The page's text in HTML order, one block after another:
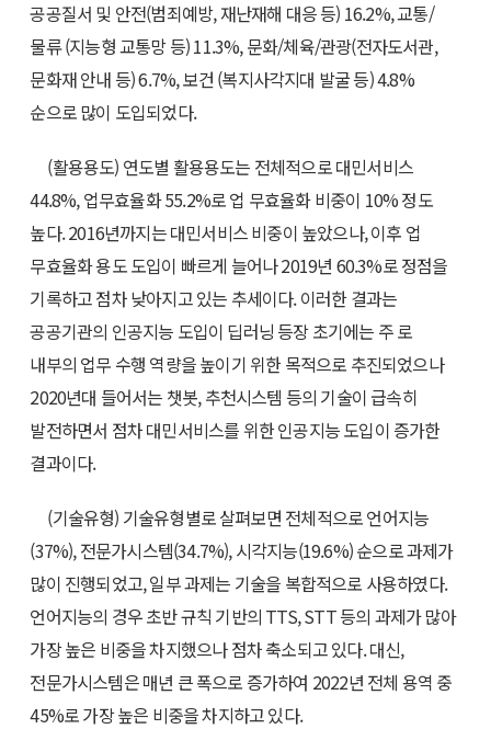
공공질서 및 안전(범죄예방, 재난재해 대응 등) 16.2%, 교통/
물류 (지능형 교통망 등) 11.3%, 문화/체육/관광(전자도서관,
문화재 안내 등) 6.7%, 보건 (복지사각지대 발굴 등) 4.8%
순으로 많이 도입되었다.
(활용용도) 연도별 활용용도는 전체적으로 대민서비스
44.8%, 업무효율화 55.2%로 업 무효율화 비중이 10% 정도
높다. 2016년까지는 대민서비스 비중이 높았으나, 이후 업
무효율화 용도 도입이 빠르게 늘어나 2019년 60.3%로 정점을
기록하고 점차 낮아지고 있는 추세이다. 이러한 결과는
공공기관의 인공지능 도입이 딥러닝 등장 초기에는 주 로
내부의 업무 수행 역량을 높이기 위한 목적으로 추진되었으나
2020년대 들어서는 챗봇, 추천시스템 등의 기술이 급속히
발전하면서 점차 대민서비스를 위한 인공지능 도입이 증가한
결과이다.
(기술유형) 기술유형별로 살펴보면 전체적으로 언어지능
(37%), 전문가시스템(34.7%), 시각지능(19.6%) 순으로 과제가
많이 진행되었고, 일부 과제는 기술을 복합적으로 사용하였다.
언어지능의 경우 초반 규칙 기반의 TTS, STT 등의 과제가 많아
가장 높은 비중을 차지했으나 점차 축소되고 있다. 대신,
전문가시스템은 매년 큰 폭으로 증가하여 2022년 전체 용역 중
45%로 가장 높은 비중을 차지하고 있다.